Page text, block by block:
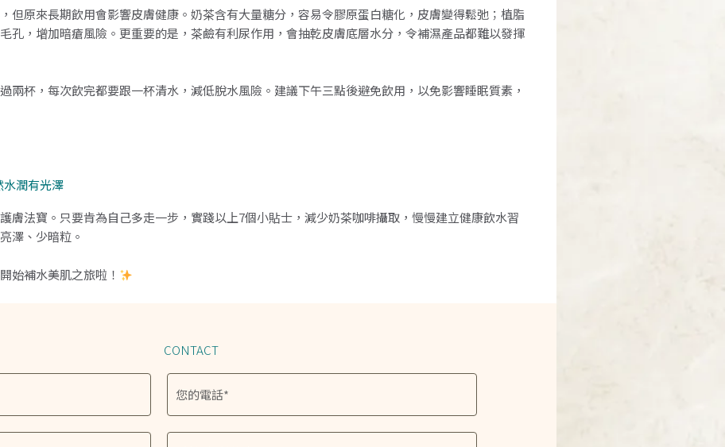
但原來長期飲用會影響皮膚健康。奶茶含有大量糖分，容易令膠原蛋白糖化，皮膚變得鬆弛；植脂
孔，增加暗瘡風險。更重要的是，茶鹼有利尿作用，會抽乾皮膚底層水分，令補濕產品都難以發揮
兩杯，每次飲完都要跟一杯清水，減低脫水風險。建議下午三點後避免飲用，以免影響睡眠質素，
潤有光澤
膚法寶。只要肯為自己多走一步，實踐以上7個小貼士，減少奶茶咖啡攝取，慢慢建立健康飲水習
澤、少暗粒。
始補水美肌之旅啦！
CONTACT